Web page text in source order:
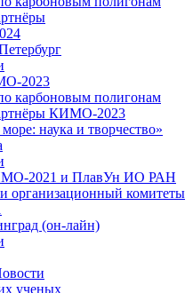
2023
карбоновым полигонам
КИМО-2023
наука и творчество»
2021 и ПлавУн ИО РАН
организационный комитеты
(он-лайн)
ученых